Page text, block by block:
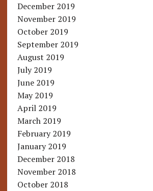
December 2019
November 2019
October 2019
September 2019
August 2019
July 2019
June 2019
May 2019
April 2019
March 2019
February 2019
January 2019
December 2018
November 2018
October 2018